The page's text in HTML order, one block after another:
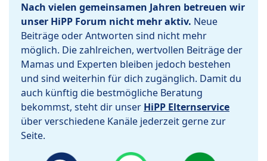
Nach vielen gemeinsamen Jahren betreuen wir
unser HiPP Forum nicht mehr aktiv. Neue
Beiträge oder Antworten sind nicht mehr
möglich. Die zahlreichen, wertvollen Beiträge der
Mamas und Experten bleiben jedoch bestehen
und sind weiterhin für dich zugänglich. Damit du
auch künftig die bestmögliche Beratung
bekommst, steht dir unser HiPP Elternservice
über verschiedene Kanäle jederzeit gerne zur
Seite.